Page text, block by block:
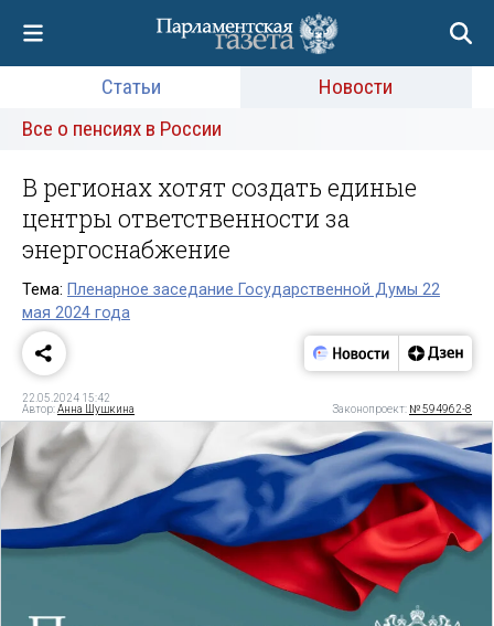
Статьи
Новости
Все о пенсиях в России
В регионах хотят создать единые
центры ответственности за
энергоснабжение
Тема: Пленарное заседание Государственной Думы 22
мая 2024 года
22.05.2024 15:42
Автор:Анна Шушкина Законопроект: № 594962-8